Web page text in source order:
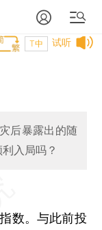
试听
T中
后暴露出的随
入局吗？
指数。与此前投